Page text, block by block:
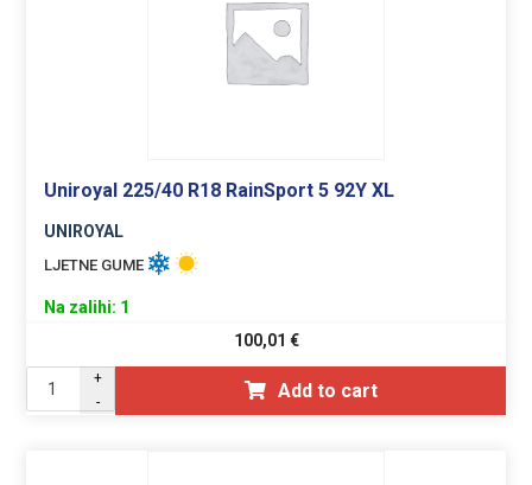
Uniroyal 225/40 R18 RainSport 5 92Y XL
UNIROYAL
LJETNE GUME
Na zalihi: 1
100,01 €
+
-
Add to cart